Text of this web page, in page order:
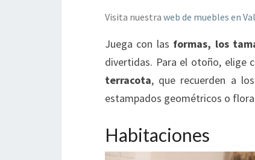
Visita nuestraweb de muebles en
Juega con las formas, los
divertidas. Para el otoño, elige
terracota, que recuerden a
estampados geométricos o
Habitaciones